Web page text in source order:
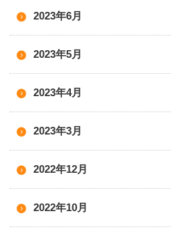
2023年6月
2023年5月
2023年4月
2023年3月
2022年12月
2022年10月